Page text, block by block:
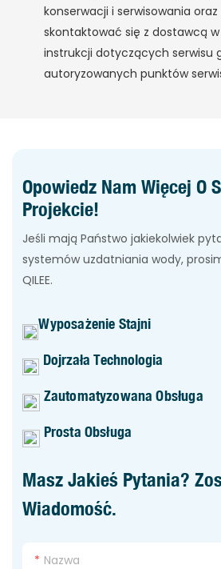
konserwacji i serwisowania oraz
skontaktować się z dostawcą
instrukcji dotyczących serwisu
autoryzowanych punktów
Opowiedz Nam Więcej O
Projekcie!
Jeśli mają Państwo jakiekolwiek
systemów uzdatniania wody,
QILEE.
Wyposażenie Stajni
Dojrzała Technologia
Zautomatyzowana Obsługa
Prosta Obsługa
Masz Jakieś Pytania?
Wiadomość.
Nazwa